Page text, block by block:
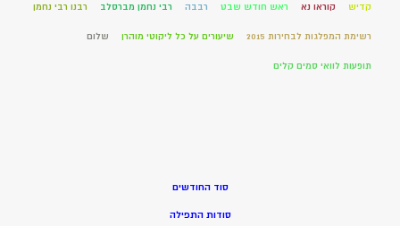
קדיש קוראו נא ראש חודש שבט רבבה רבי נחמן מברסלב רבנו רבי נחמן
רשימת המפלגות לבחירות 2015 שיעורים על כל ליקוטי מוהרן שלום
תופעות לוואי סמים קלים
סוד החודשים
סודות התפילה